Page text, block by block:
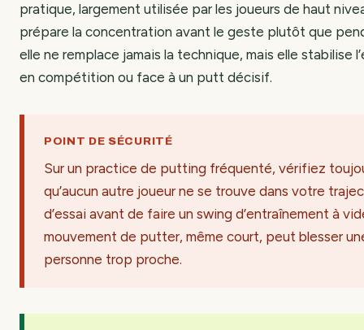
pratique, largement utilisée par les joueurs de haut
prépare la concentration avant le geste plutôt que
elle ne remplace jamais la technique, mais elle stabilise
en compétition ou face à un putt décisif.
POINT DE SÉCURITÉ
Sur un practice de putting fréquenté, vérifiez
qu’aucun autre joueur ne se trouve dans votre
d’essai avant de faire un swing d’entraînement à
mouvement de putter, même court, peut blesser
personne trop proche.